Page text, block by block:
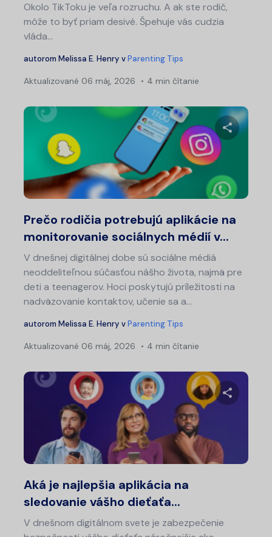
Okolo TikToku je veľa rozruchu. A ak ste rodič,
môže to byť priam desivé. Špehuje vás cudzia
vláda...
autorom Melissa E. Henry vParenting Tips
Aktualizované 06 máj, 2026 4 min čítanie
Prečo rodičia potrebujú aplikácie na
monitorovanie sociálnych médií v...
V dnešnej digitálnej dobe sú sociálne médiá
neoddeliteľnou súčasťou nášho života, najmä pre
deti a teenagerov. Hoci poskytujú príležitosti na
nadväzovanie kontaktov, učenie sa a...
autorom Melissa E. Henry vParenting Tips
Aktualizované 06 máj, 2026 4 min čítanie
Aká je najlepšia aplikácia na
sledovanie vášho dieťaťa...
V dnešnom digitálnom svete je zabezpečenie